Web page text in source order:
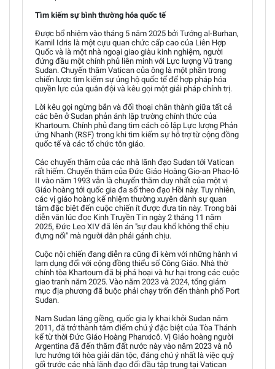
Tìm kiếm sự bình thường hóa quốc tế
Được bổ nhiệm vào tháng 5 năm 2025 bởi Tướng al-Burhan,
Kamil Idris là một cựu quan chức cấp cao của Liên Hợp
Quốc và là một nhà ngoại giao giàu kinh nghiệm, người
đứng đầu một chính phủ liên minh với Lực lượng Vũ trang
Sudan. Chuyến thăm Vatican của ông là một phần trong
chiến lược tìm kiếm sự ủng hộ quốc tế để hợp pháp hóa
quyền lực của quân đội và kêu gọi một giải pháp chính trị.
Lời kêu gọi ngừng bắn và đối thoại chân thành giữa tất cả
các bên ở Sudan phản ánh lập trường chính thức của
Khartoum. Chính phủ đang tìm cách cô lập Lực lượng Phản
ứng Nhanh (RSF) trong khi tìm kiếm sự hỗ trợ từ cộng đồng
quốc tế và các tổ chức tôn giáo.
Các chuyến thăm của các nhà lãnh đạo Sudan tới Vatican
rất hiếm. Chuyến thăm của Đức Giáo Hoàng Gio-an Phao-lô
II vào năm 1993 vẫn là chuyến thăm duy nhất của một vị
Giáo hoàng tới quốc gia đa số theo đạo Hồi này. Tuy nhiên,
các vị giáo hoàng kế nhiệm thường xuyên dành sự quan
tâm đặc biệt đến cuộc chiến ít được đưa tin này. Trong bài
diễn văn lúc đọc Kinh Truyền Tin ngày 2 tháng 11 năm
2025, Đức Leo XIV đã lên án "sự đau khổ không thể chịu
đựng nổi" mà người dân phải gánh chịu.
Cuộc nội chiến đang diễn ra cũng đi kèm với những hành vi
lạm dụng đối với cộng đồng thiểu số Công Giáo. Nhà thờ
chính tòa Khartoum đã bị phá hoại và hư hại trong các cuộc
giao tranh năm 2025. Vào năm 2023 và 2024, tổng giám
mục địa phương đã buộc phải chạy trốn đến thành phố Port
Sudan.
Nam Sudan láng giềng, quốc gia ly khai khỏi Sudan năm
2011, đã trở thành tâm điểm chú ý đặc biệt của Tòa Thánh
kể từ thời Đức Giáo Hoàng Phanxicô. Vị Giáo hoàng người
Argentina đã đến thăm đất nước này vào năm 2023 và nỗ
lực hướng tới hòa giải dân tộc, đáng chú ý nhất là việc quỳ
gối trước các nhà lãnh đạo đối đầu tập trung tại Vatican